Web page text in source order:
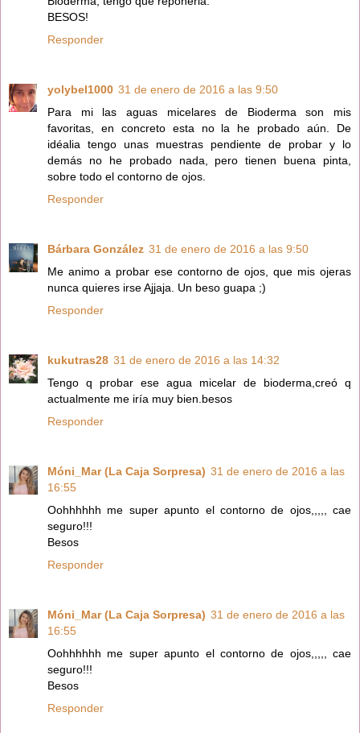
BESOS!
Responder
yolybel1000 31 de enero de 2016 a las 9:50
Para mi las aguas micelares de Bioderma son mis
favoritas, en concreto esta no la he probado aún. De
idéalia tengo unas muestras pendiente de probar y lo
demás no he probado nada, pero tienen buena pinta,
sobre todo el contorno de ojos.
Responder
Bárbara González 31 de enero de 2016 a las 9:50
Me animo a probar ese contorno de ojos, que mis ojeras
nunca quieres irse Ajjaja. Un beso guapa ;)
Responder
kukutras28 31 de enero de 2016 a las 14:32
Tengo q probar ese agua micelar de bioderma,creó q
actualmente me iría muy bien.besos
Responder
Móni_Mar (La Caja Sorpresa) 31 de enero de 2016 a las
16:55
Oohhhhhh me super apunto el contorno de ojos,,,,, cae
seguro!!!
Besos
Responder
Móni_Mar (La Caja Sorpresa) 31 de enero de 2016 a las
16:55
Oohhhhhh me super apunto el contorno de ojos,,,,, cae
seguro!!!
Besos
Responder